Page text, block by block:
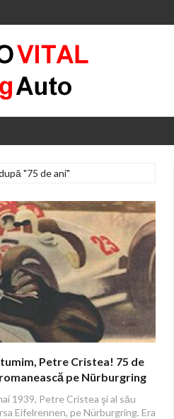
"75 de ani"
Petre Cristea! 75 de
pe Nürburgring
1939, Petre Cristea şi al său
Eifelrennen, pe Nürburgring. Era